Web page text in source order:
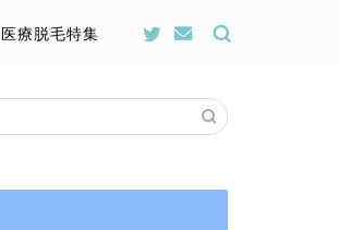
医療脱毛特集